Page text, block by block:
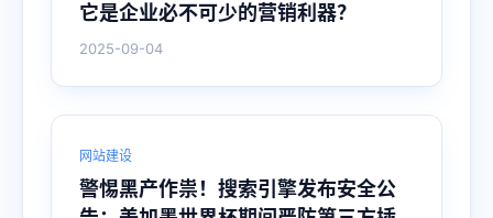
它是企业必不可少的营销利器？
2025-09-04
网站建设
警惕黑产作祟！搜索引擎发布安全公